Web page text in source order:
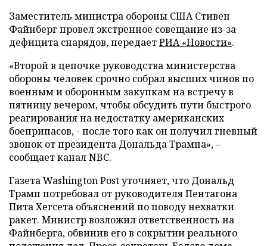
Заместитель министра обороны США Стивен
Файнберг провел экстренное совещание из-за
дефицита снарядов, передаетРИА «Новости».
«Второй в цепочке руководства министерства
обороны человек срочно собрал высших чинов по
военным и оборонным закупкам на встречу в
пятницу вечером, чтобы обсудить пути быстрого
реагирования на недостатку американских
боеприпасов, - после того как он получил гневный
звонок от президента Дональда Трампа», –
сообщает канал NBC.
Газета Washington Post уточняет, что Дональд
Трамп потребовал от руководителя Пентагона
Пита Хегсета объяснений по поводу нехватки
ракет. Министр возложил ответственность на
Файнберга, обвинив его в сокрытии реального